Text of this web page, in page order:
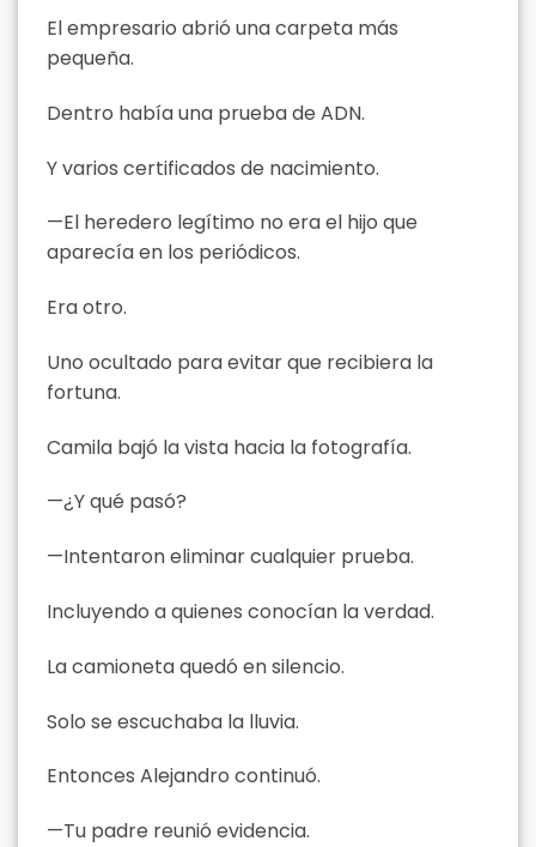
El empresario abrió una carpeta más
pequeña.
Dentro había una prueba de ADN.
Y varios certificados de nacimiento.
—El heredero legítimo no era el hijo que
aparecía en los periódicos.
Era otro.
Uno ocultado para evitar que recibiera la
fortuna.
Camila bajó la vista hacia la fotografía.
—¿Y qué pasó?
—Intentaron eliminar cualquier prueba.
Incluyendo a quienes conocían la verdad.
La camioneta quedó en silencio.
Solo se escuchaba la lluvia.
Entonces Alejandro continuó.
—Tu padre reunió evidencia.